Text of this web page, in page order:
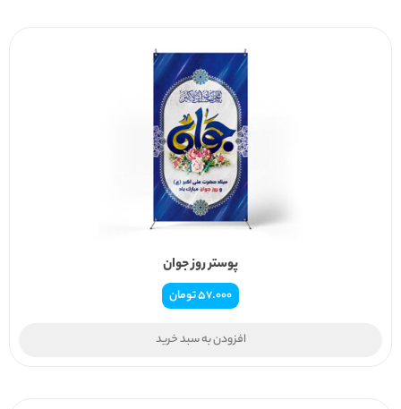
پوستر روز جوان
57.000تومان
افزودن به سبد خرید